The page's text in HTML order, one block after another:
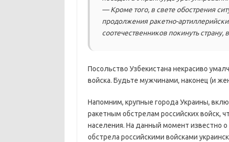
— Кроме того, в свете обострения
продолжения ракетно-
соотечественников покинуть страну,
Посольство Узбекистана некрасиво
войска. Будьте мужчинами, наконец (и
Напомним, крупные города Украины,
ракетным обстрелам российских войск,
населения. На данный момент известно
обстрела российскими войсками